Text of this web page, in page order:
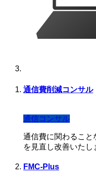
通信費削減コンサル
通信コンサル
通信費に関わること
を見直し改善いた
FMC-Plus